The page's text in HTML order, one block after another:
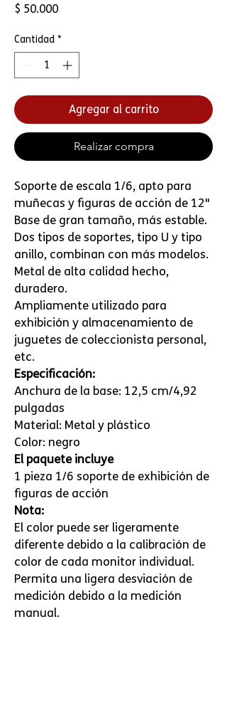
$ 50.000Precio
Cantidad *
Agregar al carrito
Realizar compra
Soporte de escala 1/6, apto para
muñecas y figuras de acción de 12"
Base de gran tamaño, más estable.
Dos tipos de soportes, tipo U y tipo
anillo, combinan con más modelos.
Metal de alta calidad hecho,
duradero.
Ampliamente utilizado para
exhibición y almacenamiento de
juguetes de coleccionista personal,
etc.
Especificación:
Anchura de la base: 12,5 cm/4,92
pulgadas
Material: Metal y plástico
Color: negro
El paquete incluye
1 pieza 1/6 soporte de exhibición de
figuras de acción
Nota:
El color puede ser ligeramente
diferente debido a la calibración de
color de cada monitor individual.
Permita una ligera desviación de
medición debido a la medición
manual.